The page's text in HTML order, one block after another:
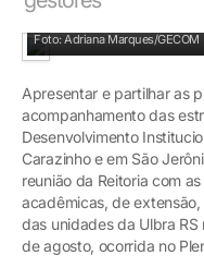
Foto: Adriana Marques/GECOM
Apresentar e partilhar as
acompanhamento das
Desenvolvimento
Carazinho e em São
reunião da Reitoria com
acadêmicas, de
das unidades da Ulbra
de agosto, ocorrida no